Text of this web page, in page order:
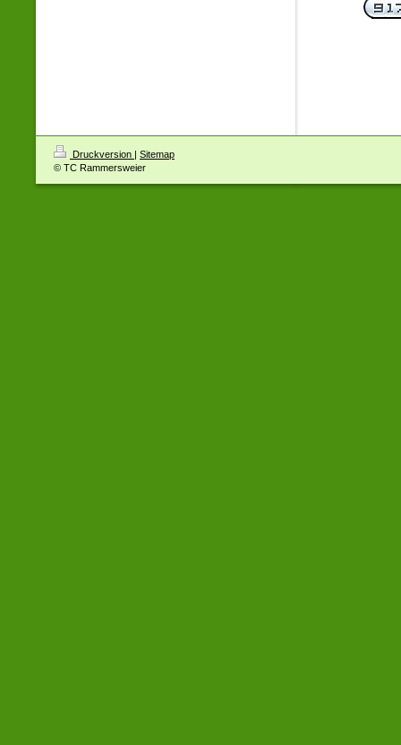
Druckversion | Sitemap
© TC Rammersweier